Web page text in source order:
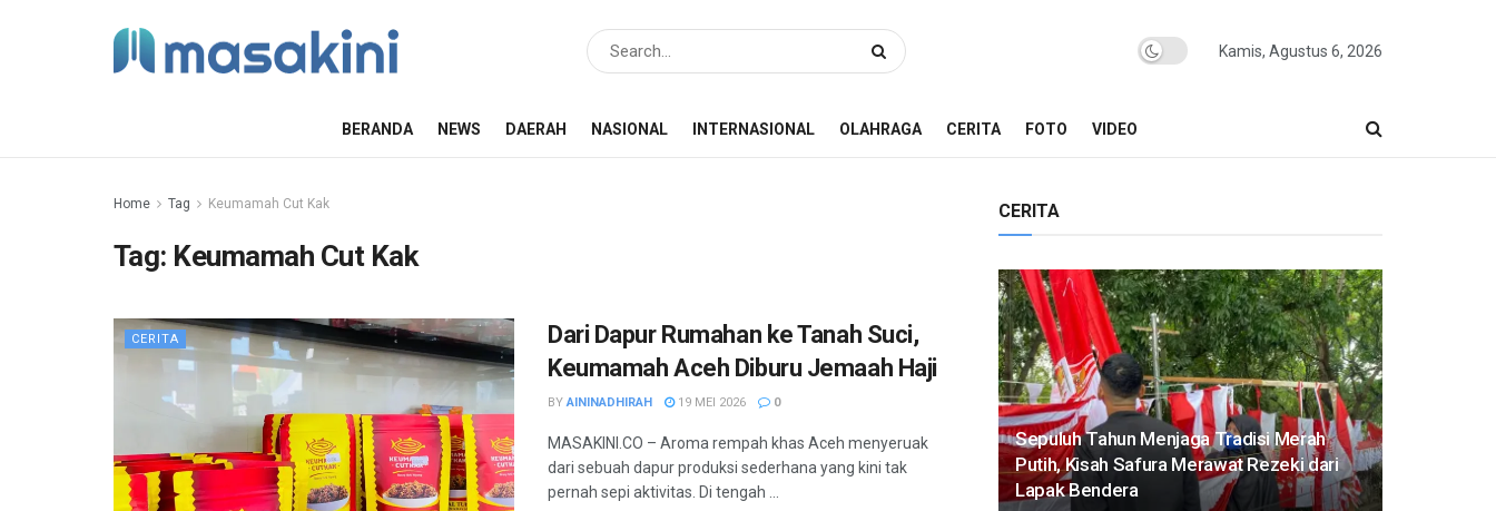
Kamis, Agustus 6, 2026
BERANDA NEWS DAERAH NASIONAL INTERNASIONAL OLAHRAGA CERITA FOTO VIDEO
Home Tag Keumamah Cut Kak
Tag: Keumamah Cut Kak
CERITA
Dari Dapur Rumahan ke Tanah Suci,
Keumamah Aceh Diburu Jemaah Haji
BY AININADHIRAH 19 MEI 2026 0
MASAKINI.CO – Aroma rempah khas Aceh menyeruak
dari sebuah dapur produksi sederhana yang kini tak
pernah sepi aktivitas. Di tengah ...
CERITA
Sepuluh Tahun Menjaga Tradisi Merah
Putih, Kisah Safura Merawat Rezeki dari
Lapak Bendera